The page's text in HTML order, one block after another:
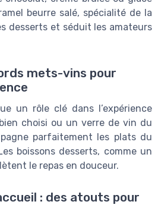
beurre salé, spécialité de la
desserts et séduit les amateurs
mets-vins pour
un rôle clé dans l’expérience
choisi ou un verre de vin du
parfaitement les plats du
boissons desserts, comme un
le repas en douceur.
: des atouts pour